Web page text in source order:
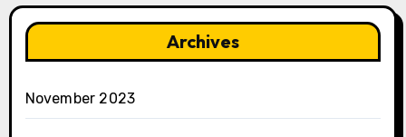
Archives
November 2023